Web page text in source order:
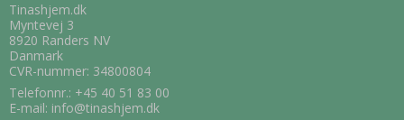
Tinashjem.dk
Myntevej 3
8920 Randers NV
Danmark
CVR-nummer: 34800804
Telefonnr.: +45 40 51 83 00
E-mail: info@tinashjem.dk